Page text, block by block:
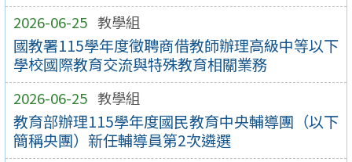
2026-06-25 教學組
國教署115學年度徵聘商借教師辦理高級中等以下
學校國際教育交流與特殊教育相關業務
2026-06-25 教學組
教育部辦理115學年度國民教育中央輔導團（以下
簡稱央團）新任輔導員第2次遴選